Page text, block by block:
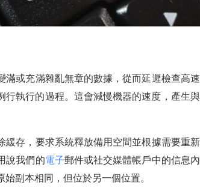
滿或充滿雜亂無章的數據，從而延遲檢查高
執行的過程。這會減慢機器的速度，產生
緩存，要求系統釋放備用空間並根據需要重
說我們的電子郵件或社交媒體帳戶中的信息
副本相同，但位於另一個位置。